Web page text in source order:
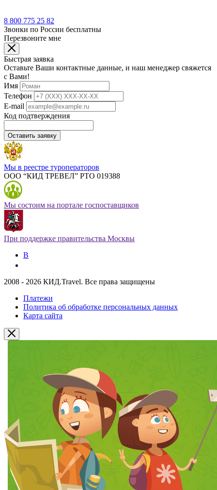
8 800 775 25 82
Звонки по России бесплатны
Перезвоните мне
Быстрая заявка
Оставьте Ваши контактные данные, и наш менеджер свяжется
с Вами!
Имя
Телефон
E-mail
Код подтверждения
Оставить заявку
Мы в реестре туроператоров
ООО “КИД ТРЕВЕЛ” РТО 019388
Мы состоим на портале госпоставщиков
При поддержке правительства Москвы
В
2008 - 2026 КИД.Travel. Все права защищены
Платежи
Политика об обработке персональных данных
Карта сайта